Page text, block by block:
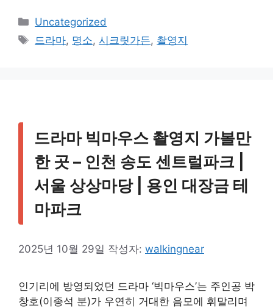
카
테
Uncategorized
태
드라마, 명소,시크릿가든, 촬영지
드라마 빅마우스 촬영지 가볼만
한 곳 – 인천 송도 센트럴파크 |
서울 상상마당 | 용인 대장금 테
마파크
2025년 10월 29일 작성자: walkingnear
인기리에 방영되었던 드라마 ‘빅마우스’는 주인공 박
창호(이종석 분)가 우연히 거대한 음모에 휘말리며